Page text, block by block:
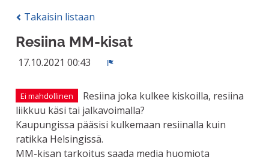
Takaisin listaan
Resiina MM-kisat
17.10.2021 00:43
Ei mahdollinen
Resiina joka kulkee kiskoilla, resiina
liikkuu käsi tai jalkavoimalla?
Kaupungissa pääsisi kulkemaan resiinalla kuin
ratikka Helsingissä.
MM-kisan tarkoitus saada media huomiota